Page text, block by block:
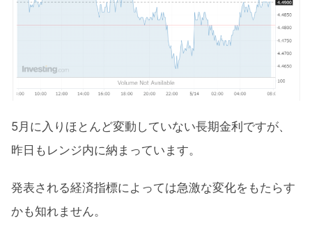
5月に入りほとんど変動していない長期金利ですが、
昨日もレンジ内に納まっています。
発表される経済指標によっては急激な変化をもたらす
かも知れません。